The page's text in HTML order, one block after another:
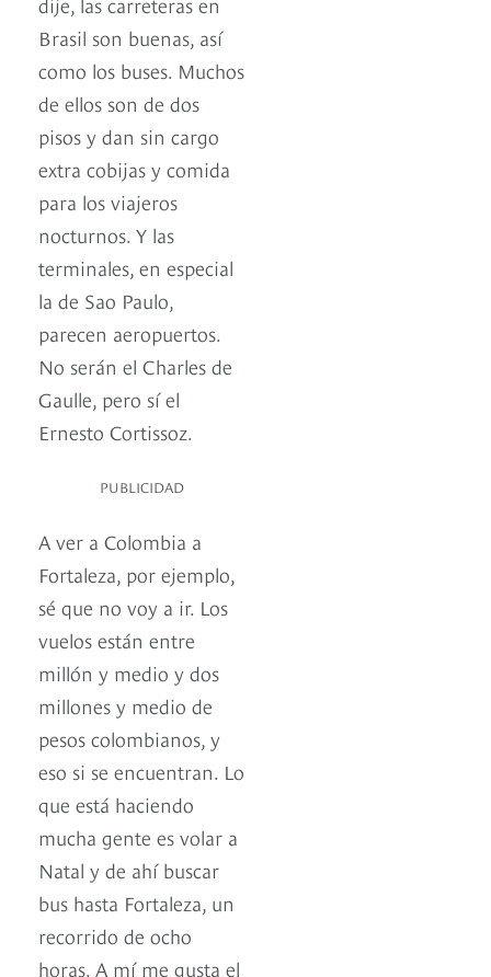
Brasil son buenas, así
como los buses. Muchos
de ellos son de dos
pisos y dan sin cargo
extra cobijas y comida
para los viajeros
nocturnos. Y las
terminales, en especial
la de Sao Paulo,
parecen aeropuertos.
No serán el Charles de
Gaulle, pero sí el
Ernesto Cortissoz.
PUBLICIDAD
A ver a Colombia a
Fortaleza, por ejemplo,
sé que no voy a ir. Los
vuelos están entre
millón y medio y dos
millones y medio de
pesos colombianos, y
eso si se encuentran. Lo
que está haciendo
mucha gente es volar a
Natal y de ahí buscar
bus hasta Fortaleza, un
recorrido de ocho
horas. A mí me gusta el